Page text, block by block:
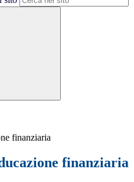
finanziaria
finanziaria